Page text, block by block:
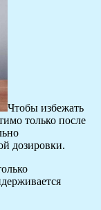
Чтобы избежать
только после
дозировки.